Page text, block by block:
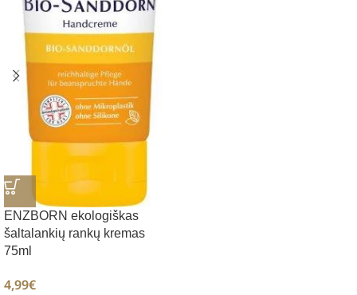
ENZBORN ekologiškas
šaltalankių rankų kremas
75ml
4,99€